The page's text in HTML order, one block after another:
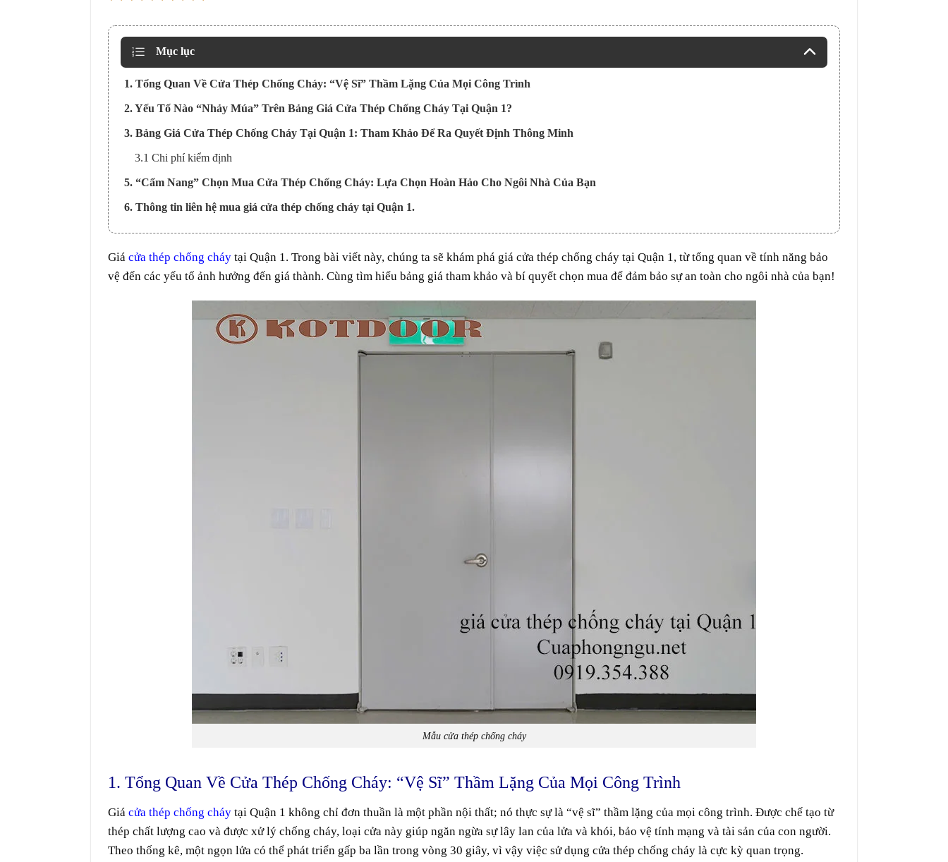
Mục lục
1. Tổng Quan Về Cửa Thép Chống Cháy: “Vệ Sĩ” Thầm Lặng Của Mọi Công Trình
2. Yếu Tố Nào “Nhảy Múa” Trên Bảng Giá Cửa Thép Chống Cháy Tại Quận 1?
3. Bảng Giá Cửa Thép Chống Cháy Tại Quận 1: Tham Khảo Để Ra Quyết Định Thông Minh
3.1 Chi phí kiểm định
5. “Cẩm Nang” Chọn Mua Cửa Thép Chống Cháy: Lựa Chọn Hoàn Hảo Cho Ngôi Nhà Của Bạn
6. Thông tin liên hệ mua giá cửa thép chống cháy tại Quận 1.
Giá cửa thép chống cháytại Quận 1. Trong bài viết này, chúng ta sẽ khám phá giá cửa thép chống cháy tại Quận 1, từ tổng quan về tính năng bảo
vệ đến các yếu tố ảnh hưởng đến giá thành. Cùng tìm hiểu bảng giá tham khảo và bí quyết chọn mua để đảm bảo sự an toàn cho ngôi nhà của bạn!
Mẫu cửa thép chống cháy
1. Tổng Quan Về Cửa Thép Chống Cháy: “Vệ Sĩ” Thầm Lặng Của Mọi Công Trình
Giá cửa thép chống cháytại Quận 1 không chỉ đơn thuần là một phần nội thất; nó thực sự là “vệ sĩ” thầm lặng của mọi công trình. Được chế tạo từ
thép chất lượng cao và được xử lý chống cháy, loại cửa này giúp ngăn ngừa sự lây lan của lửa và khói, bảo vệ tính mạng và tài sản của con người.
Theo thống kê, một ngọn lửa có thể phát triển gấp ba lần trong vòng 30 giây, vì vậy việc sử dụng cửa thép chống cháy là cực kỳ quan trọng.